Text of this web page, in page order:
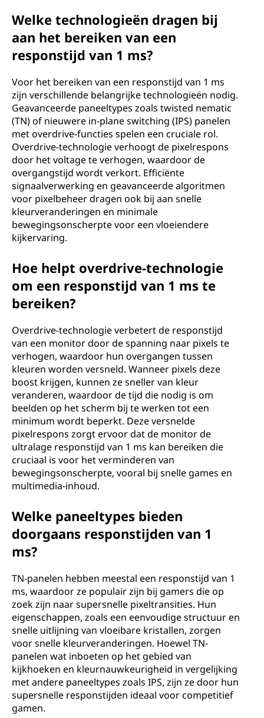
Welke technologieën dragen bij
aan het bereiken van een
responstijd van 1 ms?
Voor het bereiken van een responstijd van 1 ms
zijn verschillende belangrijke technologieën nodig.
Geavanceerde paneeltypes zoals twisted nematic
(TN) of nieuwere in-plane switching (IPS) panelen
met overdrive-functies spelen een cruciale rol.
Overdrive-technologie verhoogt de pixelrespons
door het voltage te verhogen, waardoor de
overgangstijd wordt verkort. Efficiënte
signaalverwerking en geavanceerde algoritmen
voor pixelbeheer dragen ook bij aan snelle
kleurveranderingen en minimale
bewegingsonscherpte voor een vloeiendere
kijkervaring.
Hoe helpt overdrive-technologie
om een responstijd van 1 ms te
bereiken?
Overdrive-technologie verbetert de responstijd
van een monitor door de spanning naar pixels te
verhogen, waardoor hun overgangen tussen
kleuren worden versneld. Wanneer pixels deze
boost krijgen, kunnen ze sneller van kleur
veranderen, waardoor de tijd die nodig is om
beelden op het scherm bij te werken tot een
minimum wordt beperkt. Deze versnelde
pixelrespons zorgt ervoor dat de monitor de
ultralage responstijd van 1 ms kan bereiken die
cruciaal is voor het verminderen van
bewegingsonscherpte, vooral bij snelle games en
multimedia-inhoud.
Welke paneeltypes bieden
doorgaans responstijden van 1
ms?
TN-panelen hebben meestal een responstijd van 1
ms, waardoor ze populair zijn bij gamers die op
zoek zijn naar supersnelle pixeltransities. Hun
eigenschappen, zoals een eenvoudige structuur en
snelle uitlijning van vloeibare kristallen, zorgen
voor snelle kleurveranderingen. Hoewel TN-
panelen wat inboeten op het gebied van
kijkhoeken en kleurnauwkeurigheid in vergelijking
met andere paneeltypes zoals IPS, zijn ze door hun
supersnelle responstijden ideaal voor competitief
gamen.